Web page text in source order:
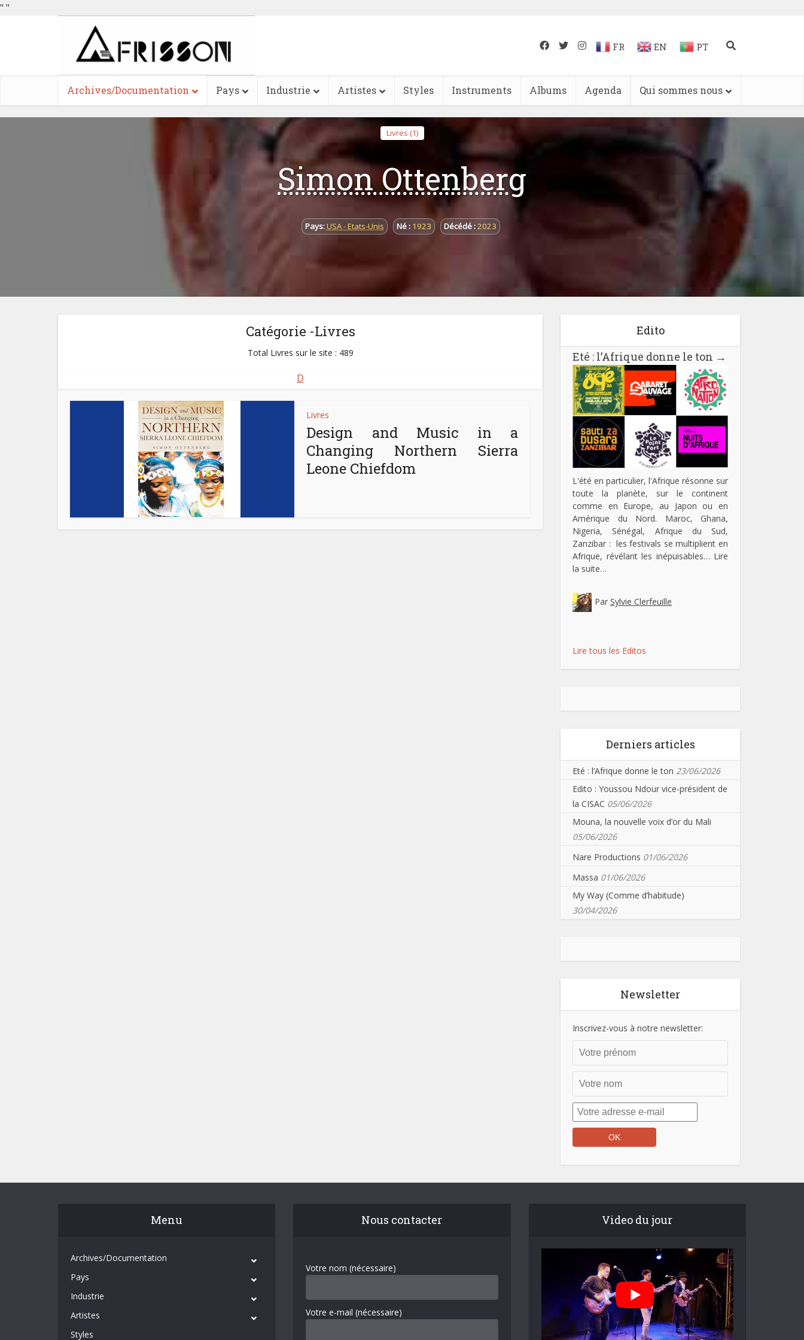
" "
FR EN PT
Archives/Documentation Pays Industrie Artistes Styles Instruments Albums Agenda Qui sommes nous
Livres (1)
Simon Ottenberg
Pays:USA - Etats-Unis Né : 1923 Décédé :2023
Catégorie -Livres
Total Livres sur le site : 489
D
Livres
Design and Music in a
Changing Northern Sierra
Leone Chiefdom
Edito
Eté : l’Afrique donne le ton →
L'été en particulier, l'Afrique résonne sur
toute la planète, sur le continent
comme en Europe, au Japon ou en
Amérique du Nord. Maroc, Ghana,
Nigeria, Sénégal, Afrique du Sud,
Zanzibar : les festivals se multiplient en
Afrique, révélant les inépuisables… Lire
la suite…
Par Sylvie Clerfeuille
Lire tous les Editos
Derniers articles
Eté : l’Afrique donne le ton 23/06/2026
Edito : Youssou Ndour vice-président de
la CISAC 05/06/2026
Mouna, la nouvelle voix d’or du Mali
05/06/2026
Nare Productions 01/06/2026
Massa 01/06/2026
My Way (Comme d’habitude)
30/04/2026
Newsletter
Inscrivez-vous à notre newsletter:
Menu
Archives/Documentation
Pays
Industrie
Artistes
Styles
Nous contacter
Votre nom (nécessaire)
Votre e-mail (nécessaire)
Video du jour